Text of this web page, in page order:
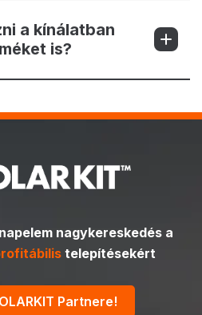
a kínálatban
is?
nagykereskedés a
telepítésekért
Partnere!